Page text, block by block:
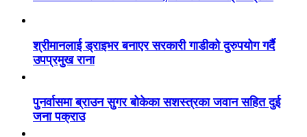
श्रीमानलाई ड्राइभर बनाएर सरकारी गाडीको दुरुपयोग गर्दै
उपप्रमुख राना
पुनर्वासमा ब्राउन सुगर बोकेका सशस्त्रका जवान सहित दुई
जना पक्राउ